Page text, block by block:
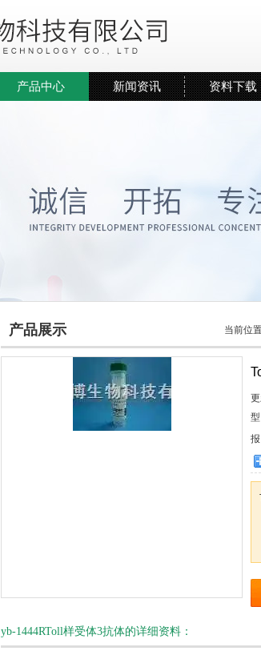
产品中心 新闻资讯 资料下载
产品展示 当前位
yb-1444RToll样受体3抗体的详细资料：